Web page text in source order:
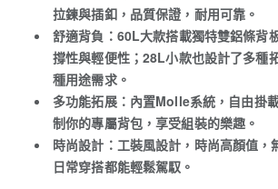
拉鍊與插釦，品質保證，耐用可靠。
舒適背負 ：60L大款搭載獨特雙鋁條背
撐性與輕便性；28L小款也設計了多種
種用途需求。
多功能拓展：內置Molle系統，自由掛
制你的專屬背包，享受組裝的樂趣。
時尚設計 ：工裝風設計，時尚高顏值
日常穿搭都能輕鬆駕馭。